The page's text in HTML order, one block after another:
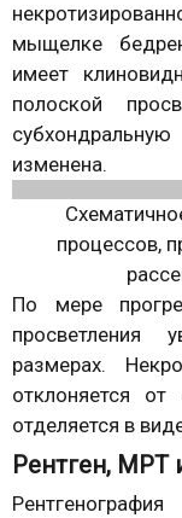
мыщелке
имеет
полоской
изменена.
процессов,
По мере
просветления
размерах.
отклоняется
отделяется в
Рентген, МРТ